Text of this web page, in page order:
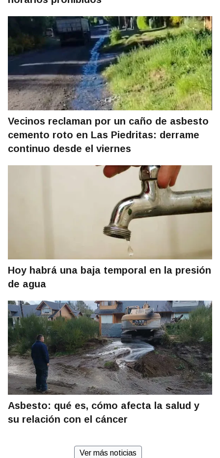
Vecinos reclaman por un caño de asbesto
cemento roto en Las Piedritas: derrame
continuo desde el viernes
Hoy habrá una baja temporal en la presión
de agua
Asbesto: qué es, cómo afecta la salud y
su relación con el cáncer
Ver más noticias